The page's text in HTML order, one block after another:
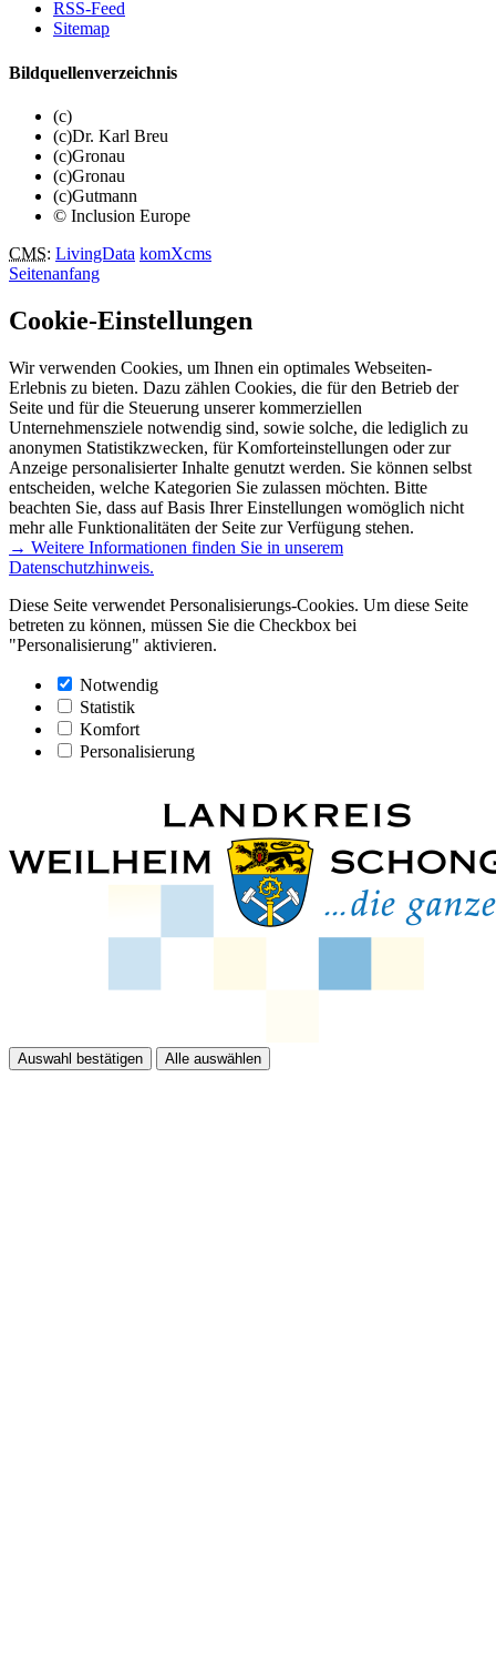
RSS-Feed
Sitemap
Bildquellenverzeichnis
(c)
(c)Dr. Karl Breu
(c)Gronau
(c)Gronau
(c)Gutmann
© Inclusion Europe
CMS: LivingData komXcms
Seitenanfang
Cookie-Einstellungen
Wir verwenden Cookies, um Ihnen ein optimales Webseiten-
Erlebnis zu bieten. Dazu zählen Cookies, die für den Betrieb der
Seite und für die Steuerung unserer kommerziellen
Unternehmensziele notwendig sind, sowie solche, die lediglich zu
anonymen Statistikzwecken, für Komforteinstellungen oder zur
Anzeige personalisierter Inhalte genutzt werden. Sie können selbst
entscheiden, welche Kategorien Sie zulassen möchten. Bitte
beachten Sie, dass auf Basis Ihrer Einstellungen womöglich nicht
mehr alle Funktionalitäten der Seite zur Verfügung stehen.
→ Weitere Informationen finden Sie in unserem
Datenschutzhinweis.
Diese Seite verwendet Personalisierungs-Cookies. Um diese Seite
betreten zu können, müssen Sie die Checkbox bei
"Personalisierung" aktivieren.
Notwendig
Statistik
Komfort
Personalisierung
Auswahl bestätigen Alle auswählen